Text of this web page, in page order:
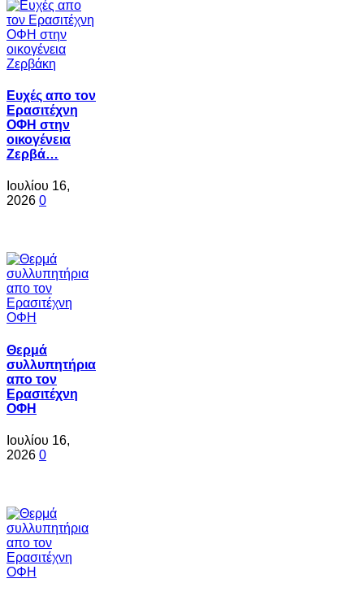
Ευχές απο τον
Ερασιτέχνη
ΟΦΗ στην
οικογένεια
Ζερβά…
Ιουλίου 16,
2026 0
Θερμά
συλλυπητήρια
απο τον
Ερασιτέχνη
ΟΦΗ
Ιουλίου 16,
2026 0